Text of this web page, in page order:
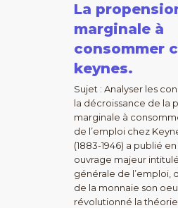
La
marginale à
consommer
keynes.
Sujet : Analyser les
la décroissance de la
marginale à
de l’emploi chez
(1883-1946) a publié en
ouvrage majeur
générale de l’emploi,
de la monnaie son
révolutionné la